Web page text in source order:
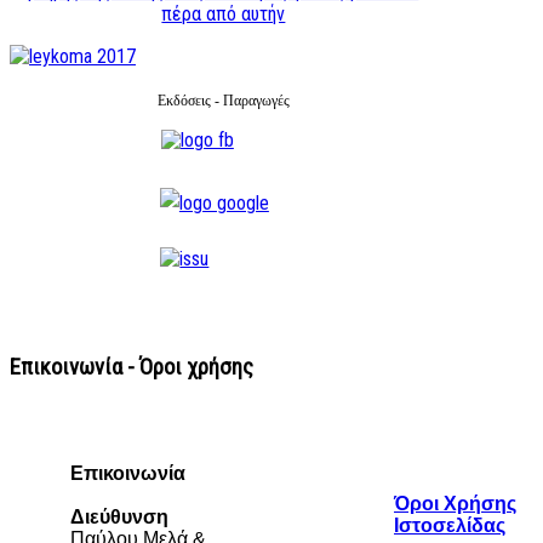
πέρα από αυτήν
Εκδόσεις - Παραγωγές
Επικοινωνία - Όροι χρήσης
Επικοινωνία
Διεύθυνση
Όροι Χρήσης
Ιστοσελίδας